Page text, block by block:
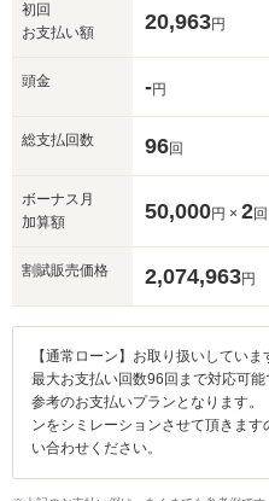
初回
お支払い額
20,963円
頭金 -円
総支払回数 96回
ボーナス月
加算額
50,000円 × 2回
割賦販売価格 2,074,963円
【通常ローン】お取り扱いしてい
最大お支払い回数96回まで対応可
参考のお支払いプランとなります
ンをシミレーションさせて頂きま
い合わせください。